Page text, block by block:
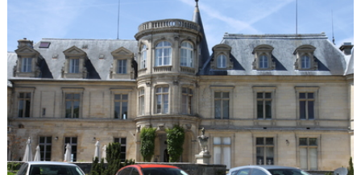
suivants : Fiat Panda 4X4, Lada Niva, Mini Countryman,
Nissan Juke, Skoda Yeti, Suzuki SX4.